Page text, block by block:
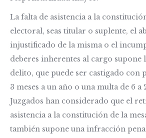
La falta de asistencia a la
electoral, seas titular o suplente, el
injustificado de la misma o el
deberes inherentes al cargo supone
delito, que puede ser castigado con
3 meses a un año o una multa de 6 a
Juzgados han considerado que el
asistencia a la constitución de la
también supone una infracción